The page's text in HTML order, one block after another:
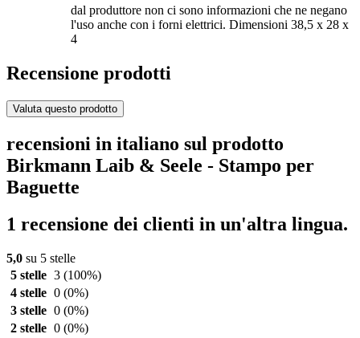
dal produttore non ci sono informazioni che ne negano
l'uso anche con i forni elettrici. Dimensioni 38,5 x 28 x
4
Recensione prodotti
Valuta questo prodotto
recensioni in italiano sul prodotto
Birkmann Laib & Seele - Stampo per
Baguette
1 recensione dei clienti in un'altra lingua.
5,0 su 5 stelle
5 stelle 3 (100%)
4 stelle 0 (0%)
3 stelle 0 (0%)
2 stelle 0 (0%)